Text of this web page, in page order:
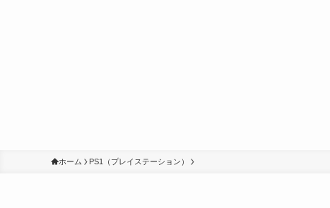
ホーム PS1（プレイステーション）